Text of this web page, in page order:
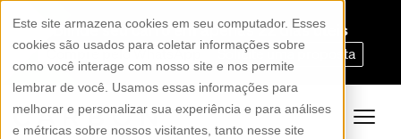
Este site armazena cookies em seu computador. Esses
cookies são usados para coletar informações sobre
como você interage com nosso site e nos permite
lembrar de você. Usamos essas informações para
melhorar e personalizar sua experiência e para análises
e métricas sobre nossos visitantes, tanto nesse site
Blinde seu carro em apenas 22 dias úteis
Compre pelo WhatsApp Solicite uma proposta